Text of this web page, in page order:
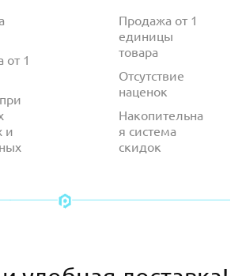
от 1
и
Продажа от 1
единицы
товара
Отсутствие
наценок
Накопительна
я система
скидок